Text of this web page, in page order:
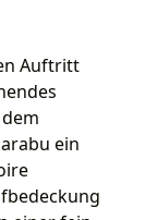
Auftritt
ein